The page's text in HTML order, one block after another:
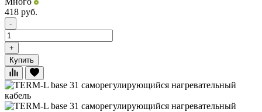
418 руб.
-
+
Купить